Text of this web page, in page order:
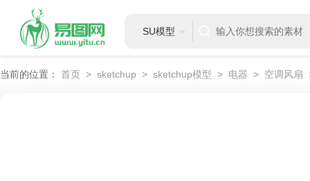
SU模型
当前的位置： 首页 > sketchup > sketchup模型 > 电器 > 空调风扇